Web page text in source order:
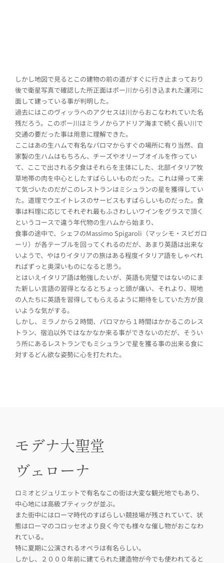
しかし地図で見るとこの建物の前の道がすぐに行き止まっており
後で衛星写真で確認した所正面はポー川から引き込まれた運河に
面して建っている事が判明した。
過去にはこのヴィッラへのアクセスは川からおこなわれていた名
残だろう。このポー川はミラノからアドリア海まで続く長い川で
交通の要だった事は用意に理解できた。
ここはあの生ハムで有名なパロマからすぐの場所に有り当然、自
家製の生ハムはもちろん、チーズやオリーブオイルを作ってい
て、ここで出される夕食はそれらを主体にした、北部イタリア牧
草地帯の肉を中心としたすばらしいものだった。これは帰って来
て気づいたのだがこのレストランはミシュランの星を獲得してい
た。道理でウエイトレスのサービスもすばらしいものだった。食
事は料理に応じてそれぞれ最もふさわしいワインをグラスで頂く
というコースで違う年代物の生ハムから始まり、
食事の途中で、シェフのMassimo Spigaroli（マッシモ・スピガロ
ーリ）が各テーブルを回ってくれるのだが、あまり英語は出来な
いようで、やはりイタリアの旅はある程度イタリア語をしゃべれ
ればずっと奥深いものになると思う。
とはいえイタリア語は勉強したいが、英語も完璧ではないのにま
た新しい言語の習得となるとちょっと頭が痛い、それより、現地
の人たちに英語を習得してもらえるように期待をしていた方が良
いような気がする。
しかし、ミラノから２時間、パロマから１時間はかかるこのレス
トラン、宿泊以外ではなかなか来る事ができないのだが、そうい
う所にあるレストランでもミシュランで星を獲る事の出来る食に
対するどん欲な姿勢に心を打たれた。
モデナ大聖堂
ヴェローナ
ロミオとジュリエットで有名なこの街は大変な観光地でもあり、
中心地には高級ブティックが並ぶ。
また街中にはローマ時代のすばらしい競技場が残されていて、状
態はローマのコロッセオより良く今でも様々な催し物がおこなわ
れている。
特に夏期に公演されるオペラは有名らしい。
しかし、２０００年前に建てられた建造物が今でも使われてると